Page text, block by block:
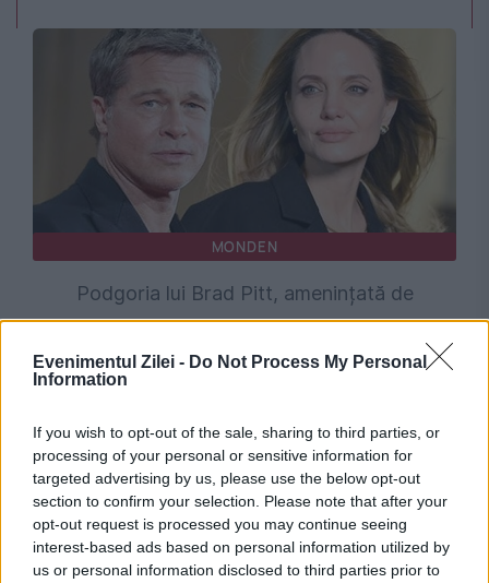
Evenimentul Zilei - Do Not Process My Personal
Information
If you wish to opt-out of the sale, sharing to third parties, or
processing of your personal or sensitive information for
targeted advertising by us, please use the below opt-out
section to confirm your selection. Please note that after your
opt-out request is processed you may continue seeing
interest-based ads based on personal information utilized by
us or personal information disclosed to third parties prior to
MONDEN
Podgoria lui Brad Pitt, amenințată de
Angelina Jolie pentru proprietate